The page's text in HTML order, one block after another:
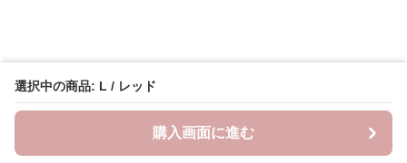
選択中の商品: L / レッド
購入画面に進む